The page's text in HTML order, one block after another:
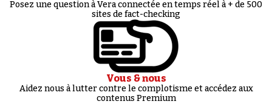
Posez une question à Vera connectée en temps réel à + de 500
sites de fact-checking
Vous & nous
Aidez nous à lutter contre le complotisme et accédez aux
contenus Premium